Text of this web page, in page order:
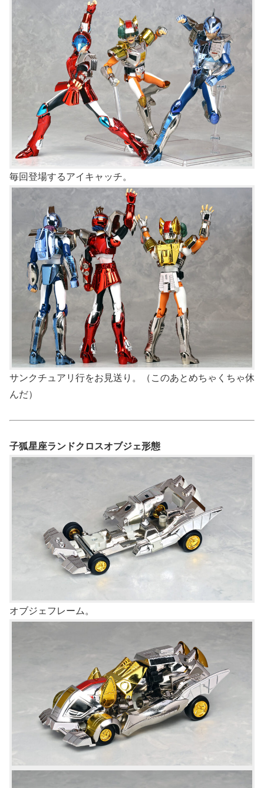
毎回登場するアイキャッチ。
サンクチュアリ行をお見送り。（このあとめちゃくちゃ休
んだ）
子狐星座ランドクロスオブジェ形態
オブジェフレーム。